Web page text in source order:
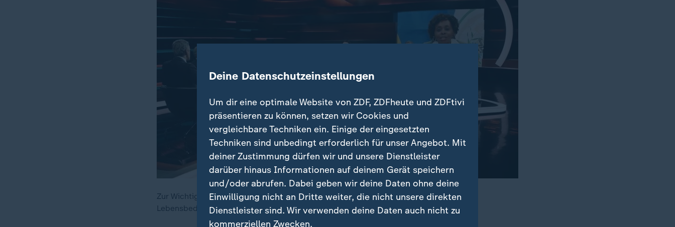
Zur Wichtigkeit der internationalen Bemühungen, weltweite Unterschiede in den
Lebensbedingungen abzubauen und Armut zu bekämpfen.
Deine Datenschutzeinstellungen
Um dir eine optimale Website von ZDF, ZDFheute und ZDFtivi
präsentieren zu können, setzen wir Cookies und
vergleichbare Techniken ein. Einige der eingesetzten
Techniken sind unbedingt erforderlich für unser Angebot. Mit
deiner Zustimmung dürfen wir und unsere Dienstleister
darüber hinaus Informationen auf deinem Gerät speichern
und/oder abrufen. Dabei geben wir deine Daten ohne deine
Einwilligung nicht an Dritte weiter, die nicht unsere direkten
Dienstleister sind. Wir verwenden deine Daten auch nicht zu
kommerziellen Zwecken.